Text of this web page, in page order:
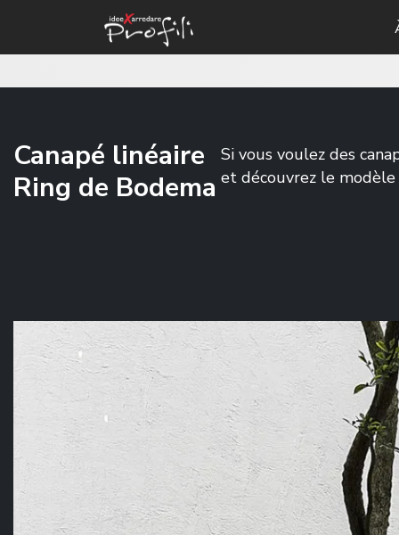
Canapé linéaire
Ring de Bodema
Si vous voulez des
et découvrez le